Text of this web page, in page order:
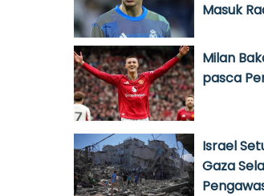
Masuk
Milan
pasca
Israel
Gaza